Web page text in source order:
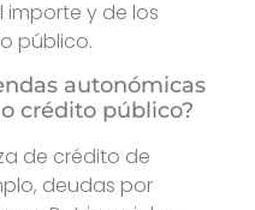
y de los
público.
autonómicas
crédito público?
de crédito de
deudas por